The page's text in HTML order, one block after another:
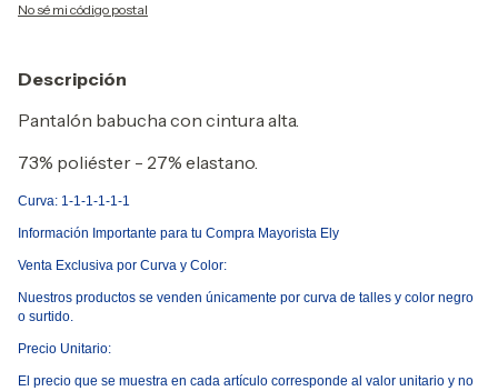
No sé mi código postal
Descripción
Pantalón babucha con cintura alta.
73% poliéster - 27% elastano.
Curva: 1-1-1-1-1-1
Información Importante para tu Compra Mayorista Ely
Venta Exclusiva por Curva y Color:
Nuestros productos se venden únicamente por curva de talles y color negro
o surtido.
Precio Unitario:
El precio que se muestra en cada artículo corresponde al valor unitario y no